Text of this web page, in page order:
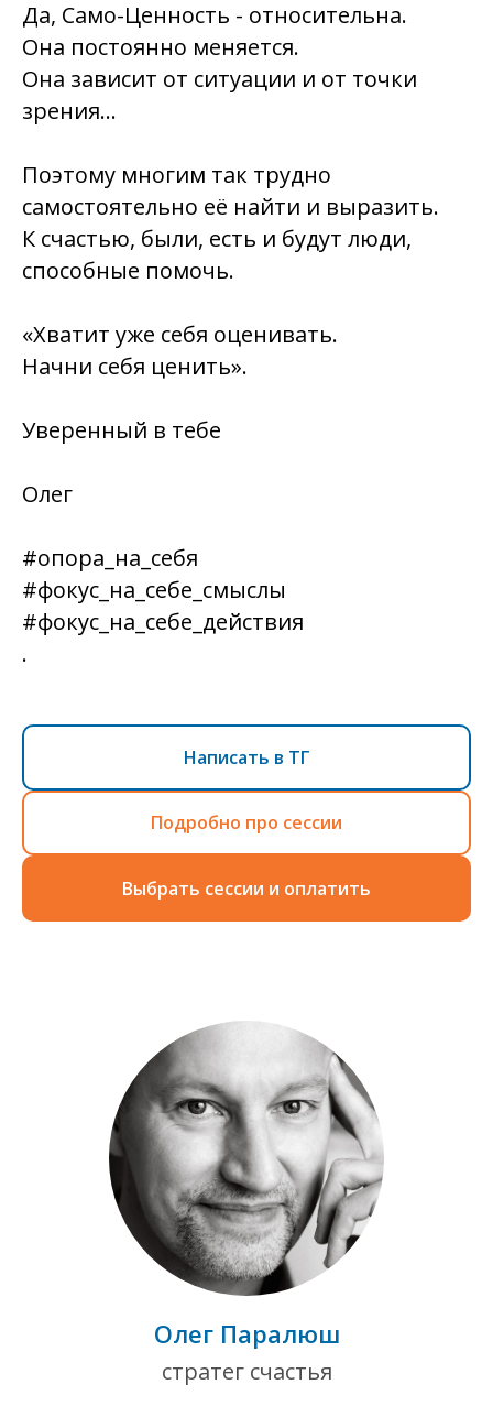
Да, Само-Ценность - относительна.
Она постоянно меняется.
Она зависит от ситуации и от точки
зрения…
Поэтому многим так трудно
самостоятельно её найти и выразить.
К счастью, были, есть и будут люди,
способные помочь.
«Хватит уже себя оценивать.
Начни себя ценить».
Уверенный в тебе
Олег
#опора_на_себя
#фокус_на_себе_смыслы
#фокус_на_себе_действия
.
Написать в ТГ
Подробно про сессии
Выбрать сессии и оплатить
Олег Паралюш
стратег счастья